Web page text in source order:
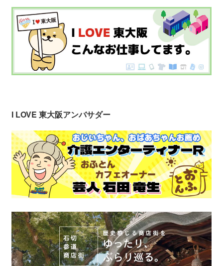
I LOVE 東大阪アンバサダー